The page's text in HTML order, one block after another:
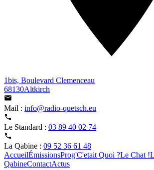
1bis, Boulevard Clemenceau
68130Altkirch
Mail : info@radio-quetsch.eu
Le Standard : 03 89 40 02 74
La Qabine : 09 52 36 61 48
AccueilÉmissionsProg'C'etait Quoi ?Le Chat !
QabineContactActus